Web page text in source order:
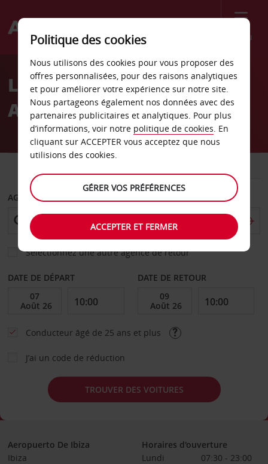
Menu
Welcome
AvisLocation de voiture
Aéroport d’Ibiza
AGENCE DE DÉPART
Sélectionnez une autre agence de retour
DATE DE DÉPART DATE DE RETOUR
Conducteur âgé de 25 ans et plus
J’ai un code de réduction
TROUVER DES VOITURES
Aeropuerto De Ibiza
Ibiza
Horaires d'ouverture
Lundi
07:30 - 23:00
Politique des cookies
Nous utilisons des cookies pour vous proposer des
offres personnalisées, pour des raisons analytiques
et pour améliorer votre expérience sur notre site.
Nous partageons également nos données avec des
partenaires publicitaires et analytiques. Pour plus
d’informations, voir notre politique de cookies. En
cliquant sur ACCEPTER vous acceptez que nous
utilisions des cookies.
GÉRER VOS PRÉFÉRENCES
ACCEPTER ET FERMER